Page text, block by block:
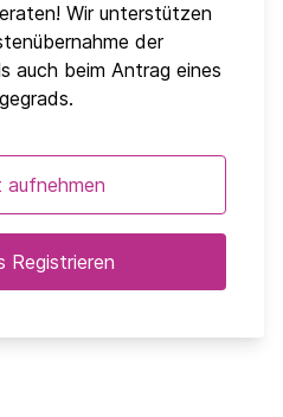
Wir unterstützen
der
auch beim Antrag eines
Registrieren